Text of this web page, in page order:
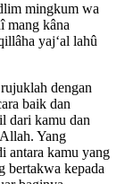
mingkum wa
mang kâna
yaj‘al lahû
dengan
baik dan
dari kamu dan
Yang
antara kamu yang
bertakwa kepada